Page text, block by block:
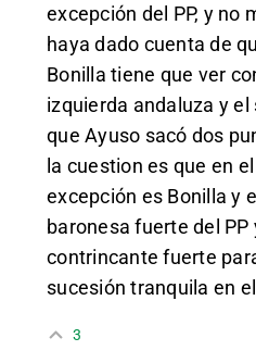
excepción del PP, y no
haya dado cuenta de
Bonilla tiene que ver
izquierda andaluza y
que Ayuso sacó dos
la cuestion es que en
excepción es Bonilla y
baronesa fuerte del PP
contrincante fuerte
sucesión tranquila en el
3